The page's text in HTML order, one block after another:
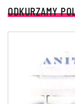
ODKURZAMY